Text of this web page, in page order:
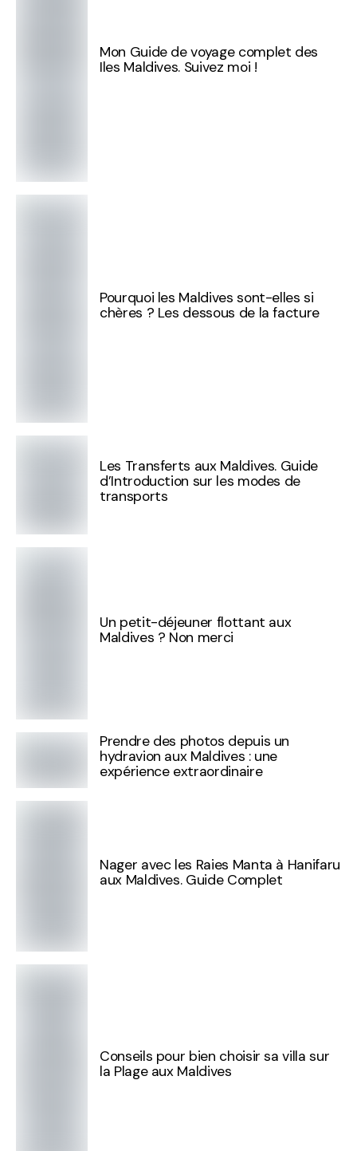
Mon Guide de voyage complet des
Iles Maldives. Suivez moi !
Pourquoi les Maldives sont-elles si
chères ? Les dessous de la facture
Les Transferts aux Maldives. Guide
d’Introduction sur les modes de
transports
Un petit-déjeuner flottant aux
Maldives ? Non merci
Prendre des photos depuis un
hydravion aux Maldives : une
expérience extraordinaire
Nager avec les Raies Manta à Hanifaru
aux Maldives. Guide Complet
Conseils pour bien choisir sa villa sur
la Plage aux Maldives